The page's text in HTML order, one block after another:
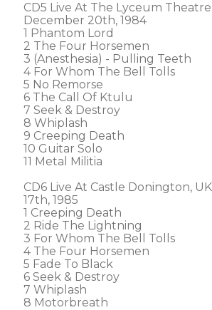
CD5 Live At The Lyceum
December 20th, 1984
1 Phantom Lord
2 The Four Horsemen
3 (Anesthesia) - Pulling Teeth
4 For Whom The Bell Tolls
5 No Remorse
6 The Call Of Ktulu
7 Seek & Destroy
8 Whiplash
9 Creeping Death
10 Guitar Solo
11 Metal Militia
CD6 Live At Castle Donington,
17th, 1985
1 Creeping Death
2 Ride The Lightning
3 For Whom The Bell Tolls
4 The Four Horsemen
5 Fade To Black
6 Seek & Destroy
7 Whiplash
8 Motorbreath